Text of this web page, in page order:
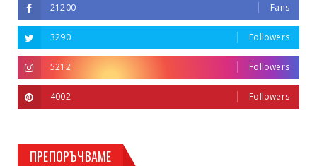
21200 Fans
3290 Followers
5212 Followers
4002 Followers
ПРЕПОРЪЧВАМЕ